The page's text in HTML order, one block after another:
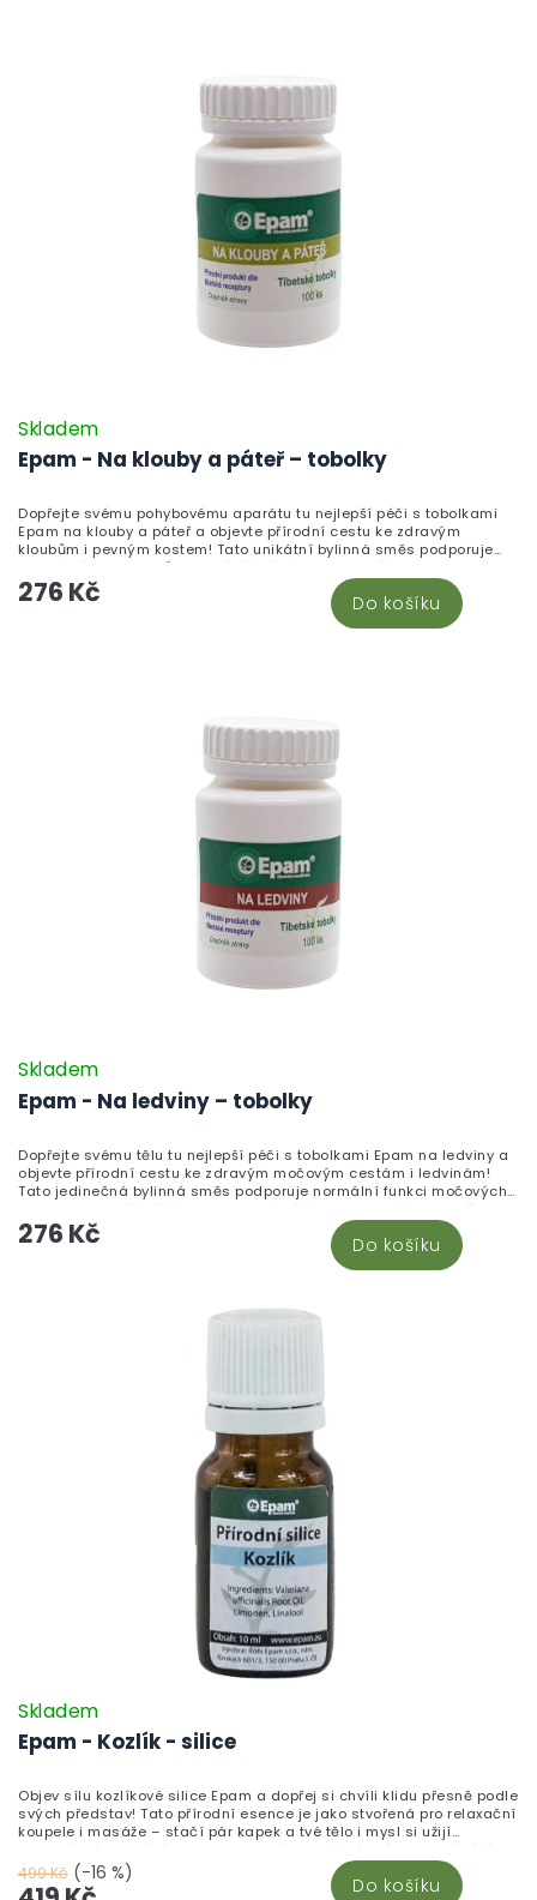
Epam - Na klouby a páteř – tobolky
Skladem
276 Kč Do košíku
Dopřejte svému pohybovému aparátu tu nejlepší péči s tobolkami
Epam na klouby a páteř a objevte přírodní cestu ke zdravým
kloubům i pevným kostem! Tato unikátní bylinná směs podporuje
normální stav kloubů a kostí, přispívá k jejich pružnosti a vitalitě a
pečuje o vaši pohyblivost každý den. Skvělá volba pro všechny, kdo
chtějí svému tělu dopřát něco navíc a hledají přirozenou podporu
pro aktivní a bezbolestný životní styl. Vychutnejte si sílu přírody v
Epam - Na ledviny – tobolky
Skladem
276 Kč Do košíku
Dopřejte svému tělu tu nejlepší péči s tobolkami Epam na ledviny a
objevte přírodní cestu ke zdravým močovým cestám i ledvinám!
Tato jedinečná bylinná směs podporuje normální funkci močových
cest a ledvin, přispívá k jejich správné činnosti a pečuje o vaši
vnitřní rovnováhu každý den. Skvělá volba pro všechny, kdo chtějí
svému tělu dopřát něco navíc a hledají přirozenou podporu pro
zdravý životní styl. Vychutnejte si vitalitu a sílu přírody v každé
Epam - Kozlík - silice
Skladem
499 Kč (-16 %)
Do košíku
Objev sílu kozlíkové silice Epam a dopřej si chvíli klidu přesně podle
svých představ! Tato přírodní esence je jako stvořená pro relaxační
koupele i masáže – stačí pár kapek a tvé tělo i mysl si užijí
zasloužené uvolnění a pohodu. Kozlík je známý svými zklidňujícími
účinky, pomáhá při stresu, psychickém vyčerpání i nespavosti a
krásně provoní koupelnu, aby ti dopřál opravdový